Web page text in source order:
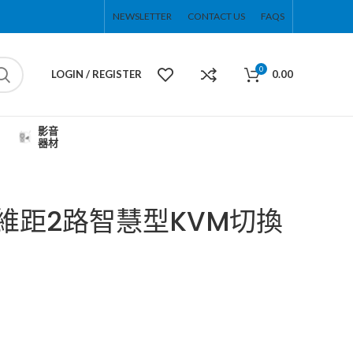
NEWSLETTER CONTACT US FAQS
LOGIN / REGISTER 0 0.00
影音
器材
距2路智慧型KVM切換